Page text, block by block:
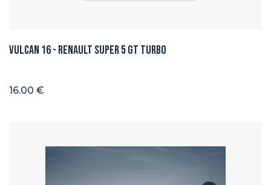
Vulcan 16 - Renault Super 5 GT TURBO
16.00 €